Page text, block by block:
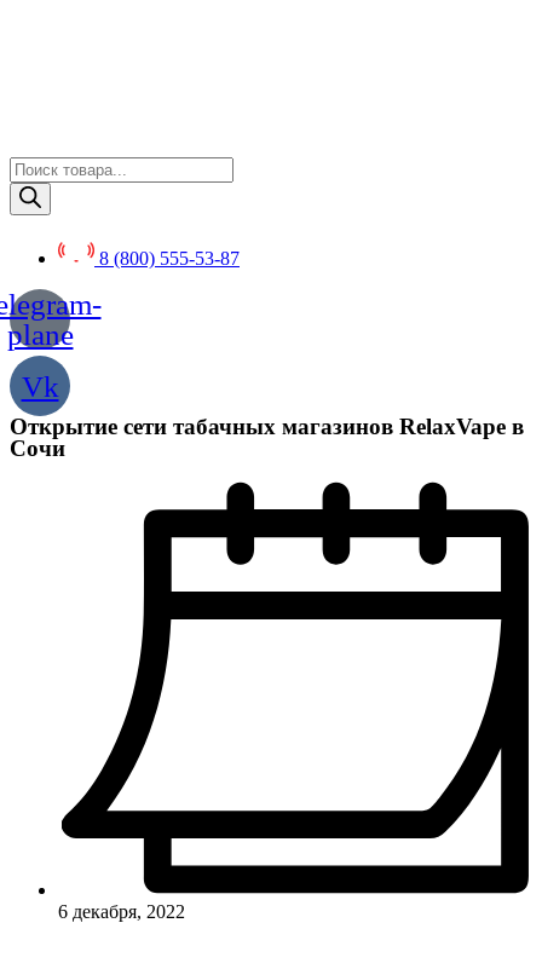
Поиск
товаров
8 (800) 555-53-87
plane
Vk
Открытие сети табачных магазинов RelaxVape в
Сочи
6 декабря, 2022